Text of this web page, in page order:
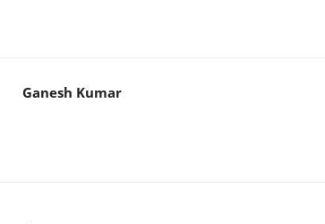
Ganesh Kumar